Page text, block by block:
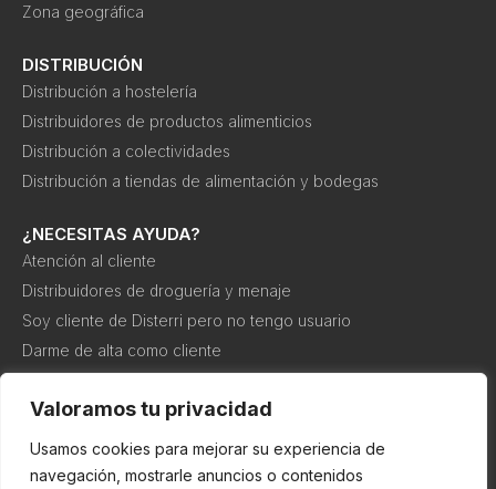
Valoramos tu privacidad
Usamos cookies para mejorar su experiencia de
navegación, mostrarle anuncios o contenidos
Zona geográfica
DISTRIBUCIÓN
Distribución a hostelería
Distribuidores de productos alimenticios
Distribución a colectividades
Distribución a tiendas de alimentación y bodegas
¿NECESITAS AYUDA?
Atención al cliente
Distribuidores de droguería y menaje
Soy cliente de Disterri pero no tengo usuario
Darme de alta como cliente
Política de
cookies
Política de
privacidad
Condiciones de
compra